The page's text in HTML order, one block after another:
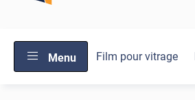
Menu Film pour vitrage